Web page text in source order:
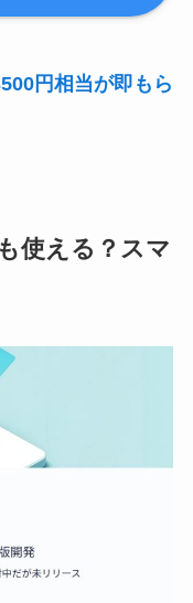
円相当が即もら
使える？スマ